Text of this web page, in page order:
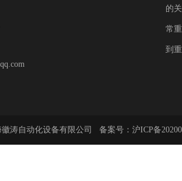
的
常
到
涛自动化设备有限公司 备案号： 沪ICP备